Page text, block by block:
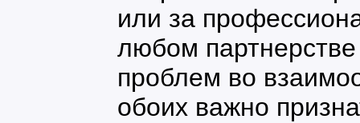
или за
любом
проблем во
обоих важно